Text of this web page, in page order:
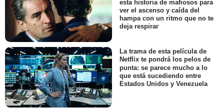
esta historia de mafiosos para
ver el ascenso y caída del
hampa con un ritmo que no te
deja respirar
La trama de esta película de
Netflix te pondrá los pelos de
punta: se parece mucho a lo
que está sucediendo entre
Estados Unidos y Venezuela